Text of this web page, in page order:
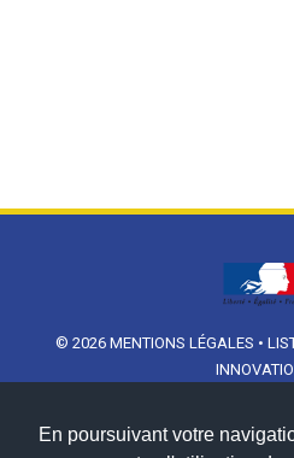
En poursuivant votre
© 2026 MENTIONS LÉGALES •